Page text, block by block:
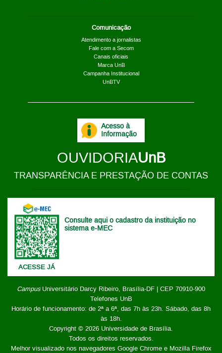
Comunicação
Atendimento a jornalistas
Fale com a Secom
Canais oficiais
Marca UnB
Campanha Institucional
UnBTV
ACESSE JÁ
Consulte aqui o cadastro da instituição no
sistema e-MEC
CampusUniversitário Darcy Ribeiro, Brasília-DF | CEP 70910-900
Telefones UnB
Horário de funcionamento: de 2ª a 6ª, das 7h às 23h. Sábado, das 8h
às 18h.
Copyright © 2026 Universidade de Brasília.
Todos os direitos reservados.
Melhor visualizado nos navegadores Google Chrome e Mozilla Firefox
Acesso à
Informação
OUVIDORIAUnB
TRANSPARÊNCIA E PRESTAÇÃO DE CONTAS